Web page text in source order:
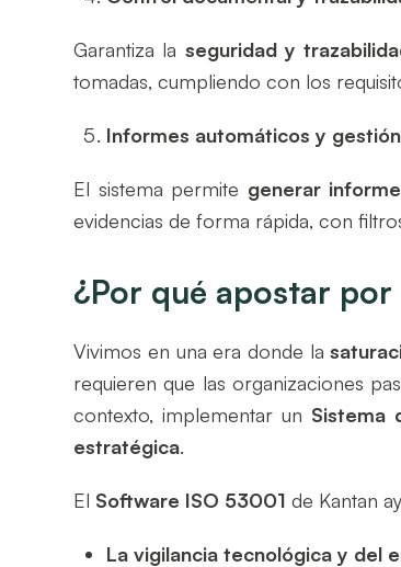
Garantiza la seguridad y
tomadas, cumpliendo con los
Informes automáticos y
El sistema permite generar
evidencias de forma rápida, con
¿Por qué apostar
Vivimos en una era donde la
requieren que las organizaciones
contexto, implementar un Sistema
estratégica.
El Software ISO 53001 de Kantan
La vigilancia tecnológica y del